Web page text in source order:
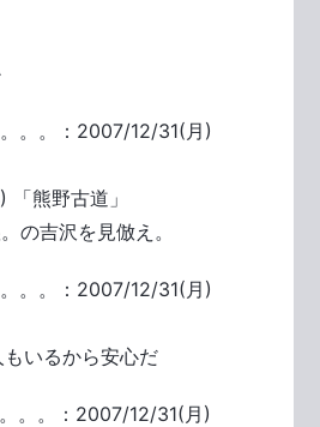
。。：2007/12/31(月)
熊野古道」
の吉沢を見倣え。
。。：2007/12/31(月)
いるから安心だ
。。：2007/12/31(月)